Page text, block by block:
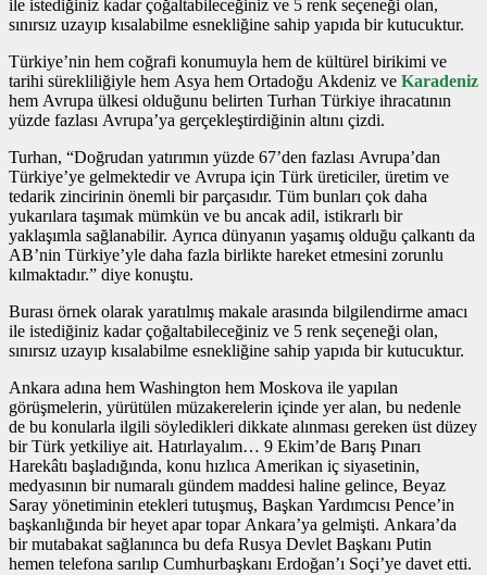
ile istediğiniz kadar çoğaltabileceğiniz ve 5 renk seçeneği olan,
sınırsız uzayıp kısalabilme esnekliğine sahip yapıda bir kutucuktur.
Türkiye’nin hem coğrafi konumuyla hem de kültürel birikimi ve
tarihi sürekliliğiyle hem Asya hem Ortadoğu Akdeniz ve Karadeniz
hem Avrupa ülkesi olduğunu belirten Turhan Türkiye ihracatının
yüzde fazlası Avrupa’ya gerçekleştirdiğinin altını çizdi.
Turhan, “Doğrudan yatırımın yüzde 67’den fazlası Avrupa’dan
Türkiye’ye gelmektedir ve Avrupa için Türk üreticiler, üretim ve
tedarik zincirinin önemli bir parçasıdır. Tüm bunları çok daha
yukarılara taşımak mümkün ve bu ancak adil, istikrarlı bir
yaklaşımla sağlanabilir. Ayrıca dünyanın yaşamış olduğu çalkantı da
AB’nin Türkiye’yle daha fazla birlikte hareket etmesini zorunlu
kılmaktadır.” diye konuştu.
Burası örnek olarak yaratılmış makale arasında bilgilendirme amacı
ile istediğiniz kadar çoğaltabileceğiniz ve 5 renk seçeneği olan,
sınırsız uzayıp kısalabilme esnekliğine sahip yapıda bir kutucuktur.
Ankara adına hem Washington hem Moskova ile yapılan
görüşmelerin, yürütülen müzakerelerin içinde yer alan, bu nedenle
de bu konularla ilgili söyledikleri dikkate alınması gereken üst düzey
bir Türk yetkiliye ait. Hatırlayalım… 9 Ekim’de Barış Pınarı
Harekâtı başladığında, konu hızlıca Amerikan iç siyasetinin,
medyasının bir numaralı gündem maddesi haline gelince, Beyaz
Saray yönetiminin etekleri tutuşmuş, Başkan Yardımcısı Pence’in
başkanlığında bir heyet apar topar Ankara’ya gelmişti. Ankara’da
bir mutabakat sağlanınca bu defa Rusya Devlet Başkanı Putin
hemen telefona sarılıp Cumhurbaşkanı Erdoğan’ı Soçi’ye davet etti.